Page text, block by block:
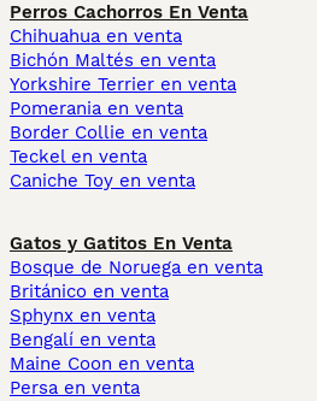
Perros Cachorros En Venta
Chihuahua en venta
Bichón Maltés en venta
Yorkshire Terrier en venta
Pomerania en venta
Border Collie en venta
Teckel en venta
Caniche Toy en venta
Gatos y Gatitos En Venta
Bosque de Noruega en venta
Británico en venta
Sphynx en venta
Bengalí en venta
Maine Coon en venta
Persa en venta